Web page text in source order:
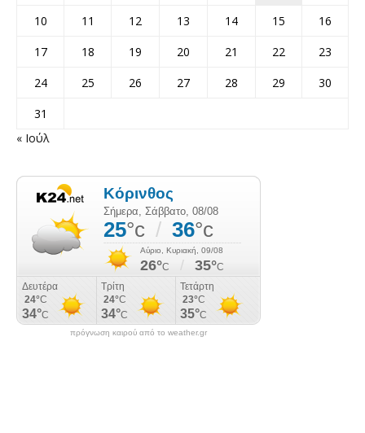
10
11 12 13 14 15
16
17
18 19 20 21 22
23
24
25 26 27 28 29
30
31
« Ιούλ
πρόγνωση καιρού από το weather.gr